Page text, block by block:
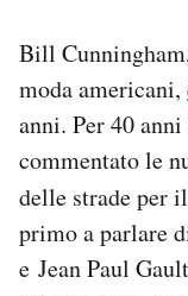
CALENDARIO
AREA
Area
Newsletter
Bill
moda americani,
anni. Per 40
commentato le
delle strade per
primo a parlare
e Jean Paul